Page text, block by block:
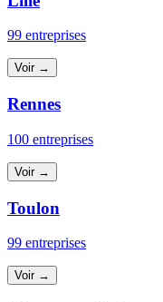
99 entreprises
Voir →
Rennes
100 entreprises
Voir →
Toulon
99 entreprises
Voir →